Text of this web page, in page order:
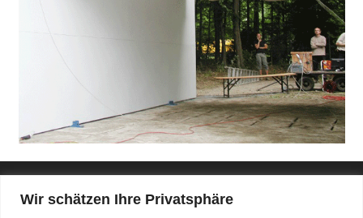
Wir schätzen Ihre Privatsphäre
Impressum